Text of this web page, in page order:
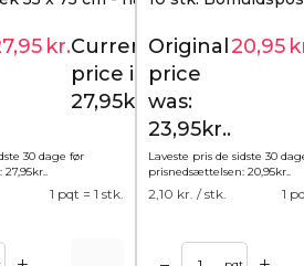
28,95 kr.
kr.Current
price is:
27,95kr..
30 dage før
27,95kr.
1 pqt = 1 stk.
Original
price
was:
23,95kr..
20,95
Laveste pris de sidste 30
prisnedsættelsen: 20,95kr.
2,10 kr. / stk. 1